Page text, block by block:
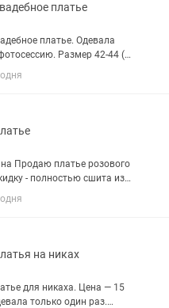
платье
платье. Одевала
Размер 42-44 (
: 95.000
Продаю платье розового
- полностью сшита из
работа) Одевала 1
узату Покупали у
на никах
для никаха. Цена — 15
только один раз.